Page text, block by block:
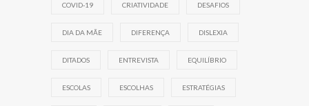
COVID-19 CRIATIVIDADE DESAFIOS
DIA DA MÃE DIFERENÇA DISLEXIA
DITADOS ENTREVISTA EQUILÍBRIO
ESCOLAS ESCOLHAS ESTRATÉGIAS